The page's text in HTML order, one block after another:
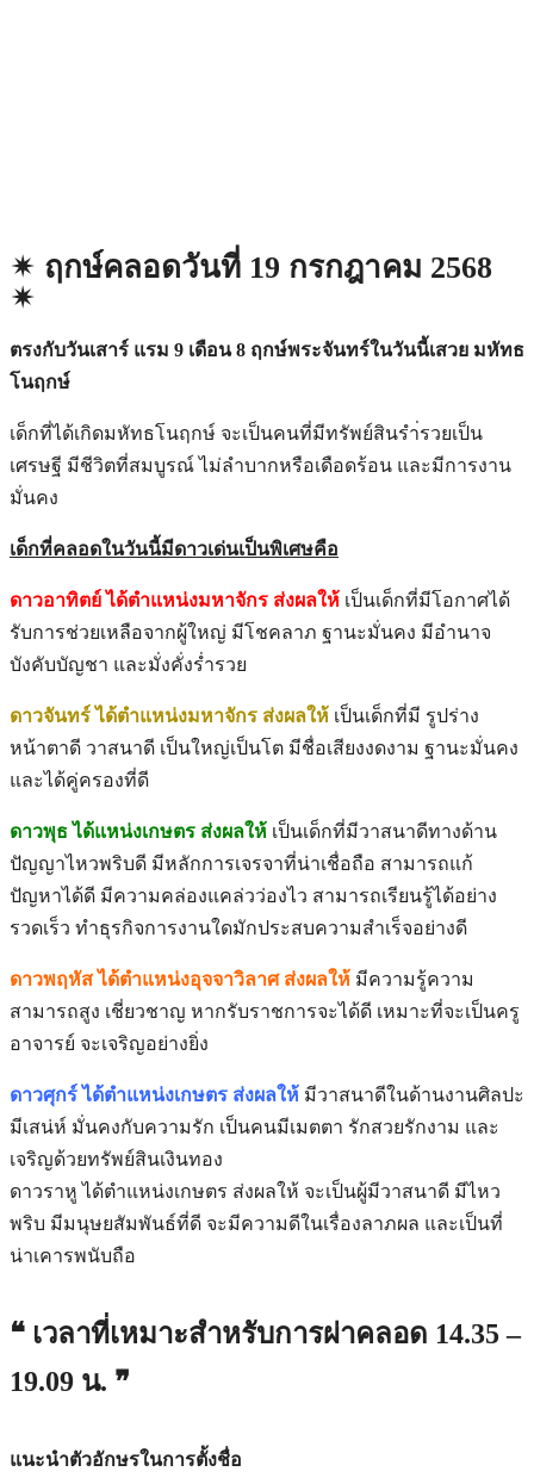
✴︎ ฤกษ์คลอดวันที่ 19 กรกฎาคม 2568
✴︎
ตรงกับวันเสาร์ แรม 9 เดือน 8 ฤกษ์พระจันทร์ในวันนี้เสวย มหัทธ
โนฤกษ์
เด็กที่ได้เกิดมหัทธโนฤกษ์ จะเป็นคนที่มีทรัพย์สินรำ่รวยเป็น
เศรษฐี มีชีวิตที่สมบูรณ์ ไม่ลำบากหรือเดือดร้อน และมีการงาน
มั่นคง
เด็กที่คลอดในวันนี้มีดาวเด่นเป็นพิเศษคือ
ดาวอาทิตย์ ได้ตำแหน่งมหาจักร ส่งผลให้ เป็นเด็กที่มีโอกาศได้
รับการช่วยเหลือจากผู้ใหญ่ มีโชคลาภ ฐานะมั่นคง มีอำนาจ
บังคับบัญชา และมั่งคั่งร่ำรวย
ดาวจันทร์ ได้ตำแหน่งมหาจักร ส่งผลให้ เป็นเด็กที่มี รูปร่าง
หน้าตาดี วาสนาดี เป็นใหญ่เป็นโต มีชื่อเสียงงดงาม ฐานะมั่นคง
และได้คู่ครองที่ดี
ดาวพุธ ได้แหน่งเกษตร ส่งผลให้ เป็นเด็กที่มีวาสนาดีทางด้าน
ปัญญาไหวพริบดี มีหลักการเจรจาที่น่าเชื่อถือ สามารถแก้
ปัญหาได้ดี มีความคล่องแคล่วว่องไว สามารถเรียนรู้ได้อย่าง
รวดเร็ว ทำธุรกิจการงานใดมักประสบความสำเร็จอย่างดี
ดาวพฤหัส ได้ตำแหน่งอุจจาวิลาศ ส่งผลให้ มีความรู้ความ
สามารถสูง เชี่ยวชาญ หากรับราชการจะได้ดี เหมาะที่จะเป็นครู
อาจารย์ จะเจริญอย่างยิ่ง
ดาวศุกร์ ได้ตำแหน่งเกษตร ส่งผลให้ มีวาสนาดีในด้านงานศิลปะ
มีเสน่ห์ มั่นคงกับความรัก เป็นคนมีเมตตา รักสวยรักงาม และ
เจริญด้วยทรัพย์สินเงินทอง
ดาวราหู ได้ตำแหน่งเกษตร ส่งผลให้ จะเป็นผู้มีวาสนาดี มีไหว
พริบ มีมนุษยสัมพันธ์ที่ดี จะมีความดีในเรื่องลาภผล และเป็นที่
น่าเคารพนับถือ
❝ เวลาที่เหมาะสำหรับการผ่าคลอด 14.35 –
19.09 น. ❞
แนะนำตัวอักษรในการตั้งชื่อ